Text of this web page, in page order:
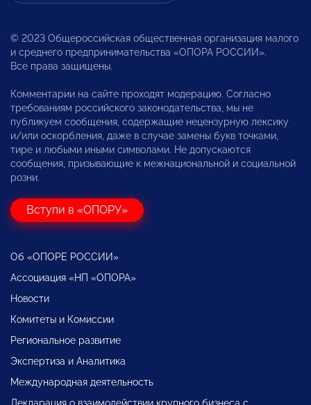
© 2023 Общероссийская общественная организация малого
и среднего предпринимательства «ОПОРА РОССИИ».
Все права защищены.
Комментарии на сайте проходят модерацию. Согласно
требованиям российского законодательства, мы не
публикуем сообщения, содержащие нецензурную лексику
и/или оскорбления, даже в случае замены букв точками,
тире и любыми иными символами. Не допускаются
сообщения, призывающие к межнациональной и социальной
розни.
Вступи в «ОПОРУ»
Об «ОПОРЕ РОССИИ»
Ассоциация «НП «ОПОРА»
Новости
Комитеты и Комиссии
Региональное развитие
Экспертиза и Аналитика
Международная деятельность
Декларация о взаимодействии крупного бизнеса с